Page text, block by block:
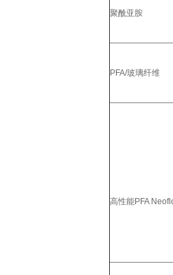
聚酰亚胺
PFA/玻璃纤维
高性能PFA